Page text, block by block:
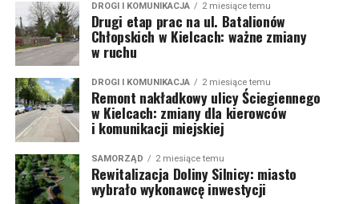
DROGI I KOMUNIKACJA 2 miesiące temu
Drugi etap prac na ul. Batalionów
Chłopskich w Kielcach: ważne zmiany
w ruchu
DROGI I KOMUNIKACJA 2 miesiące temu
Remont nakładkowy ulicy Ściegiennego
w Kielcach: zmiany dla kierowców
i komunikacji miejskiej
SAMORZĄD 2 miesiące temu
Rewitalizacja Doliny Silnicy: miasto
wybrało wykonawcę inwestycji